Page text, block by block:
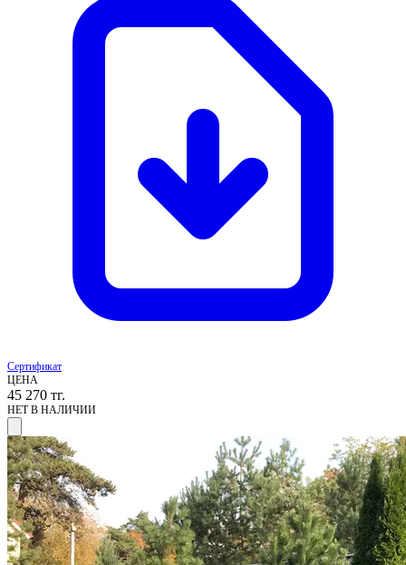
Сертификат
ЦЕНА
45 270 тг.
НЕТ В НАЛИЧИИ